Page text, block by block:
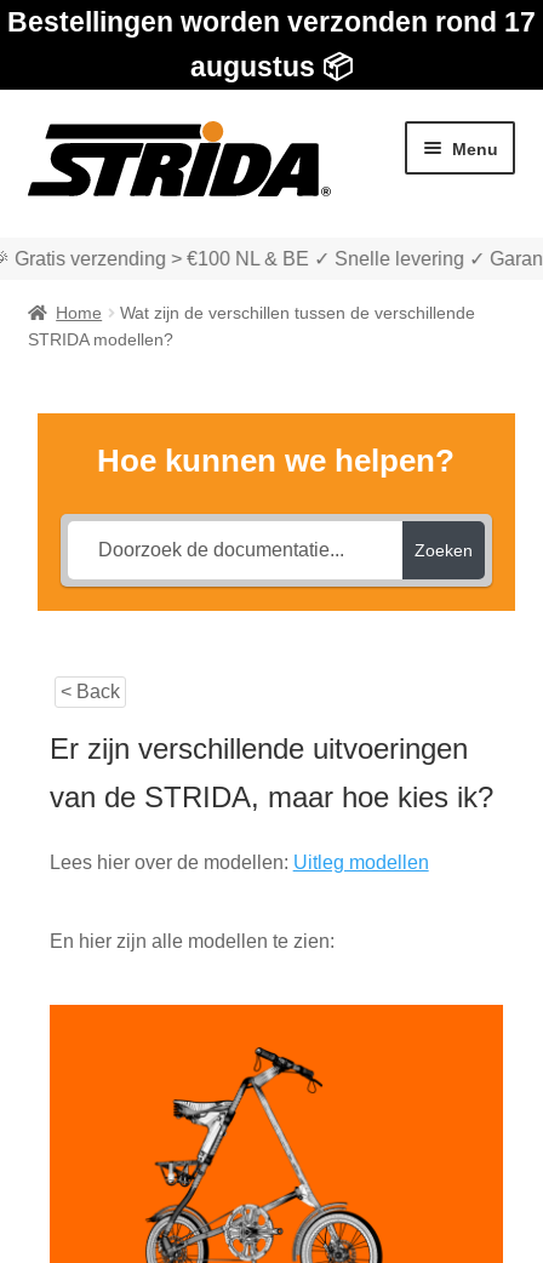
Bestellingen worden verzonden rond 17
augustus 📦
Ga
door
naar
Ga
naar
de
Menu
Winkel
Winkelwagen
SALE
Gratis verzending > €100 NL & BE ✓ Snelle levering ✓
Home
Wat zijn de verschillen tussen de verschillende
STRIDA modellen?
Hoe kunnen we helpen?
Zoeken
< Back
Er zijn verschillende uitvoeringen
van de STRIDA, maar hoe kies ik?
Lees hier over de modellen: Uitleg modellen
En hier zijn alle modellen te zien: